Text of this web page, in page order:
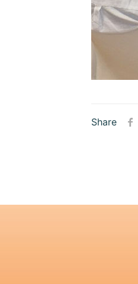
Share